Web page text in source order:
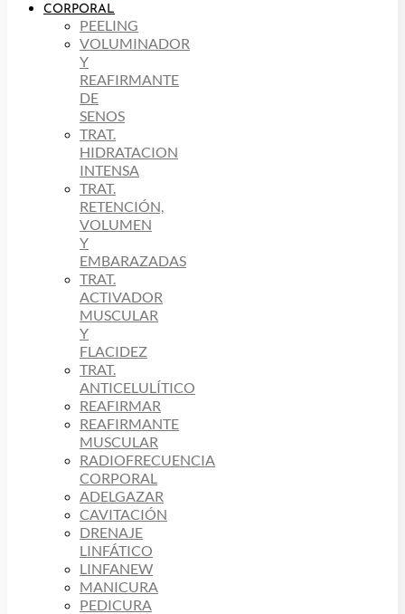
CORPORAL
PEELING
VOLUMINADOR
Y
REAFIRMANTE
DE
SENOS
TRAT.
HIDRATACION
INTENSA
TRAT.
RETENCIÓN,
VOLUMEN
Y
EMBARAZADAS
TRAT.
ACTIVADOR
MUSCULAR
Y
FLACIDEZ
TRAT.
ANTICELULÍTICO
REAFIRMAR
REAFIRMANTE
MUSCULAR
RADIOFRECUENCIA
CORPORAL
ADELGAZAR
CAVITACIÓN
DRENAJE
LINFÁTICO
LINFANEW
MANICURA
PEDICURA